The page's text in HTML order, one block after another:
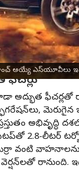
అయ్యే ఎస్‌యూవీలు
2024 మధ్య
ఫీచర్లు
అద్భుత
మెరుగైన
అభివృద్ధి
2.8-లీటర్
వంటి
రానుంది.